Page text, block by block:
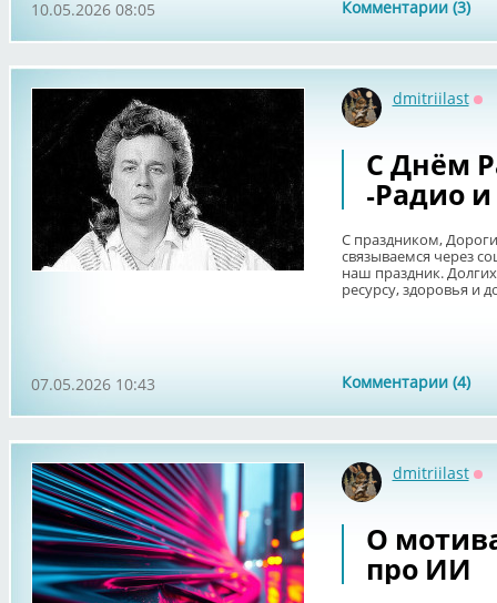
Комментарии (3)
10.05.2026 08:05
dmitriilast
С Днём
-Радио
С праздником,
связываемся через
наш праздник.
ресурсу, здоровья и
Комментарии (4)
07.05.2026 10:43
dmitriilast
О
про ИИ